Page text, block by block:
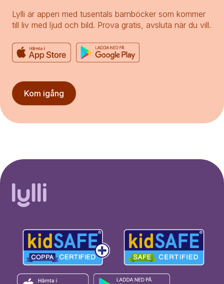
Lylli är appen med tusentals barnböcker som kommer
till liv med ljud och bild. Prova gratis, avsluta när du vill.
Kom igång